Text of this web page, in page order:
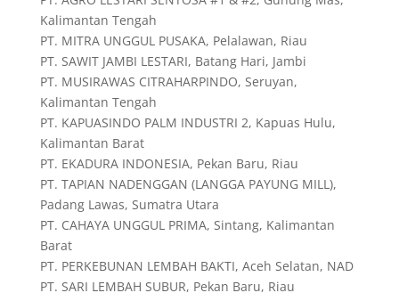
Kalimantan Tengah
PT. MITRA UNGGUL PUSAKA, Pelalawan, Riau
PT. SAWIT JAMBI LESTARI, Batang Hari, Jambi
PT. MUSIRAWAS CITRAHARPINDO, Seruyan,
Kalimantan Tengah
PT. KAPUASINDO PALM INDUSTRI 2, Kapuas Hulu,
Kalimantan Barat
PT. EKADURA INDONESIA, Pekan Baru, Riau
PT. TAPIAN NADENGGAN (LANGGA PAYUNG MILL),
Padang Lawas, Sumatra Utara
PT. CAHAYA UNGGUL PRIMA, Sintang, Kalimantan
Barat
PT. PERKEBUNAN LEMBAH BAKTI, Aceh Selatan, NAD
PT. SARI LEMBAH SUBUR, Pekan Baru, Riau